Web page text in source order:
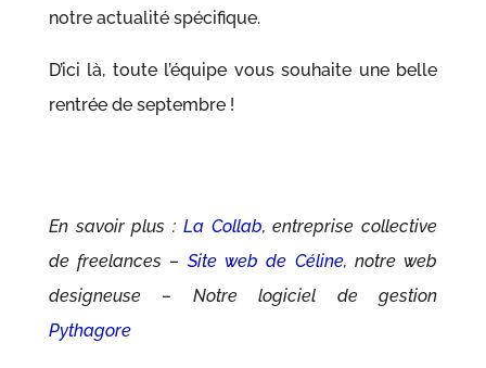
notre actualité spécifique.
D’ici là, toute l’équipe vous souhaite une belle
rentrée de septembre !
En savoir plus : La Collab, entreprise collective
de freelances – Site web de Céline, notre web
designeuse – Notre logiciel de gestion
Pythagore